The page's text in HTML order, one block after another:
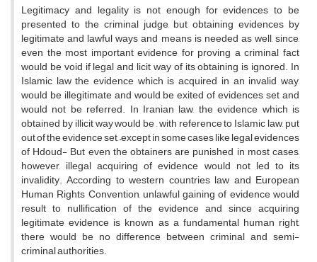
Legitimacy and legality is not enough for evidences to be
presented to the criminal judge, but obtaining evidences by
legitimate and lawful ways and means is needed as well, since,
even the most important evidence for proving a criminal fact
would be void if legal and licit way of its obtaining is ignored. In
Islamic law the evidence which is acquired in an invalid way,
would be illegitimate and would be exited of evidences set and
would not be referred. In Iranian law, the evidence which is
obtained by illicit way would be , with reference to Islamic law, put
out of the evidence set, –except in some cases like legal evidences
of Hdoud- But even the obtainers are punished in most cases,
however, illegal acquiring of evidence would not led to its
invalidity. According to western countries law and European
Human Rights Convention, unlawful gaining of evidence would
result to nullification of the evidence and since acquiring
legitimate evidence is known as a fundamental human right,
there would be no difference between criminal and semi-
criminal authorities.